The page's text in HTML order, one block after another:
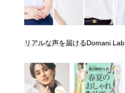
リアルな声を届けるDomani Lab